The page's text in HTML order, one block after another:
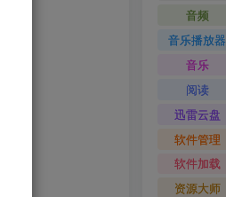
音频
音乐播放器
音乐
阅读
迅雷云盘
软件管理
软件加载
资源大师